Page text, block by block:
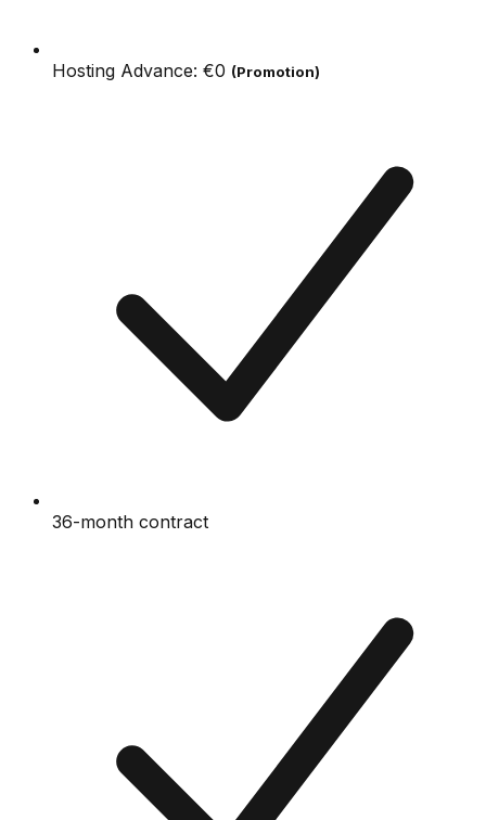
Hosting Advance: €0 (Promotion)
36-month contract